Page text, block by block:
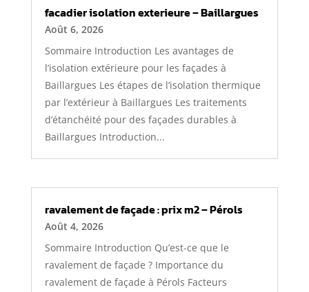
facadier isolation exterieure – Baillargues
Août 6, 2026
Sommaire Introduction Les avantages de
l’isolation extérieure pour les façades à
Baillargues Les étapes de l’isolation thermique
par l’extérieur à Baillargues Les traitements
d’étanchéité pour des façades durables à
Baillargues Introduction...
ravalement de façade : prix m2 – Pérols
Août 4, 2026
Sommaire Introduction Qu’est-ce que le
ravalement de façade ? Importance du
ravalement de façade à Pérols Facteurs